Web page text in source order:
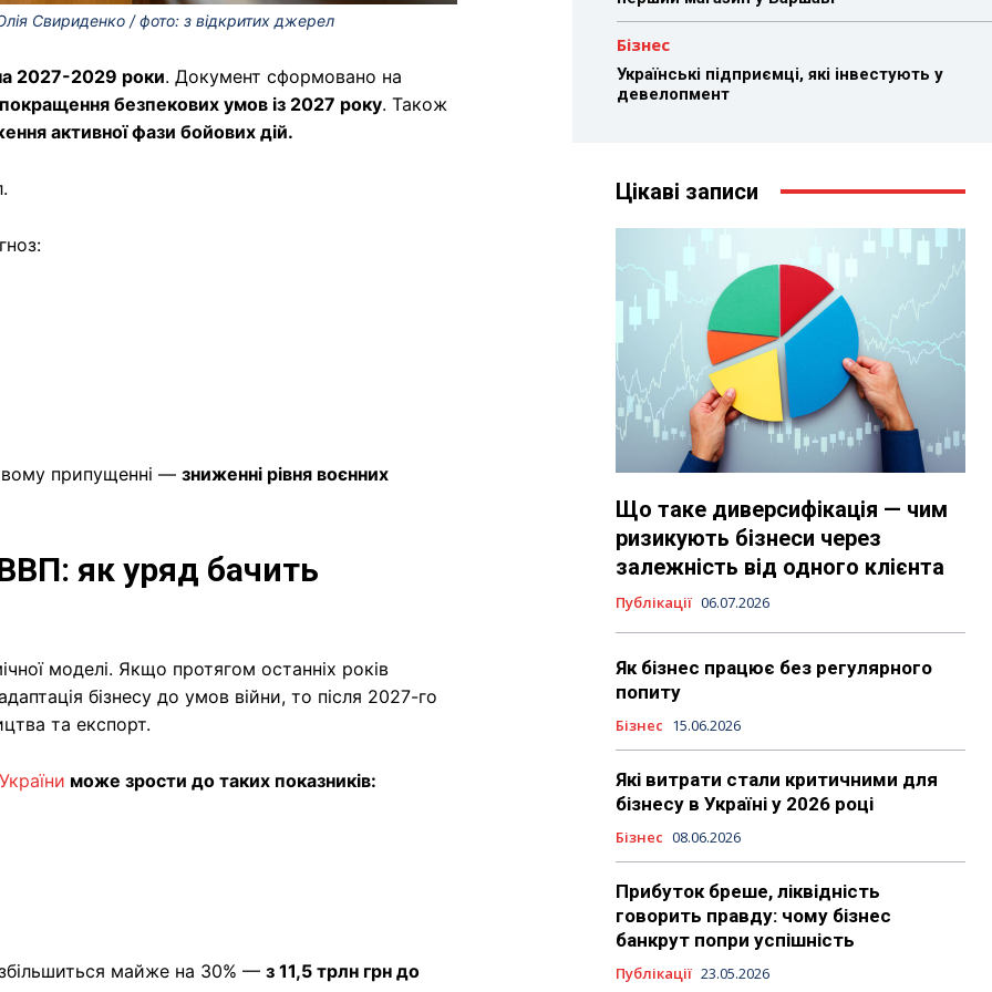
Свириденко / фото: з відкритих джерел
2027-2029 роки. Документ сформовано на
безпекових умов із 2027 року. Також
активної фази бойових дій.
припущенні — зниженні рівня воєнних
як уряд бачить
моделі. Якщо протягом останніх років
бізнесу до умов війни, то після 2027-го
та експорт.
може зрости до таких показників:
майже на 30% — з 11,5 трлн грн до
Бізнес
Українські підприємці, які інвестують у
девелопмент
Цікаві записи
Що таке диверсифікація — чим
ризикують бізнеси через
залежність від одного клієнта
Публікації 06.07.2026
Як бізнес працює без регулярного
попиту
Бізнес 15.06.2026
Які витрати стали критичними для
бізнесу в Україні у 2026 році
Бізнес 08.06.2026
Прибуток бреше, ліквідність
говорить правду: чому бізнес
банкрут попри успішність
Публікації 23.05.2026